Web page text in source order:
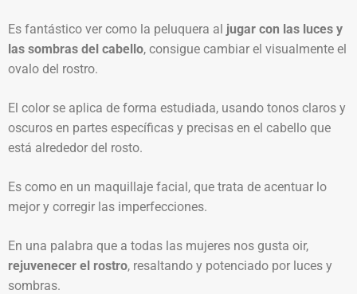
Es fantástico ver como la peluquera al jugar con las luces y
las sombras del cabello, consigue cambiar el visualmente el
ovalo del rostro.
El color se aplica de forma estudiada, usando tonos claros y
oscuros en partes específicas y precisas en el cabello que
está alrededor del rosto.
Es como en un maquillaje facial, que trata de acentuar lo
mejor y corregir las imperfecciones.
En una palabra que a todas las mujeres nos gusta oir,
rejuvenecer el rostro, resaltando y potenciado por luces y
sombras.